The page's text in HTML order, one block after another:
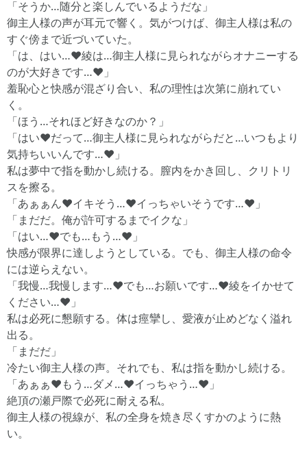
「そうか…随分と楽しんでいるようだな」
御主人様の声が耳元で響く。気がつけば、御主人様は私の
すぐ傍まで近づいていた。
「は、はい…♥綾は…御主人様に見られながらオナニーする
のが大好きです…♥」
羞恥心と快感が混ざり合い、私の理性は次第に崩れてい
く。
「ほう…それほど好きなのか？」
「はい♥だって…御主人様に見られながらだと…いつもより
気持ちいいんです…♥」
私は夢中で指を動かし続ける。膣内をかき回し、クリトリ
スを擦る。
「あぁぁん♥イキそう…♥イっちゃいそうです…♥」
「まだだ。俺が許可するまでイクな」
「はい…♥でも…もう…♥」
快感が限界に達しようとしている。でも、御主人様の命令
には逆らえない。
「我慢…我慢します…♥でも…お願いです…♥綾をイかせて
ください…♥」
私は必死に懇願する。体は痙攣し、愛液が止めどなく溢れ
出る。
「まだだ」
冷たい御主人様の声。それでも、私は指を動かし続ける。
「あぁぁ♥もう…ダメ…♥イっちゃう…♥」
絶頂の瀬戸際で必死に耐える私。
御主人様の視線が、私の全身を焼き尽くすかのように熱
い。